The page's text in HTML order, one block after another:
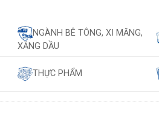
NGÀNH BÊ TÔNG, XI MĂNG,
XĂNG DẦU
THỰC PHẨM